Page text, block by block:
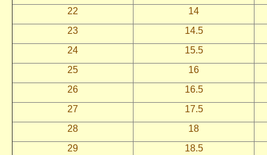
22
14
23
14.5
24
15.5
25
16
26
16.5
27
17.5
28
18
29
18.5